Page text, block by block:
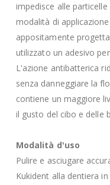
impedisce alle
modalità di
appositamente
utilizzato un adesivo
L'azione antibatterica
senza danneggiare la
contiene un maggiore
il gusto del cibo e delle
Modalità d'uso
Pulire e asciugare
Kukident alla dentiera